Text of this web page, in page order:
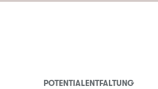
POTENTIALENTFALTUNG